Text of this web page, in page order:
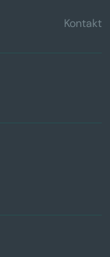
Kontakt